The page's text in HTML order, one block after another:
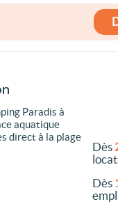
Paradis à
aquatique
direct à la plage
Dès
Dès